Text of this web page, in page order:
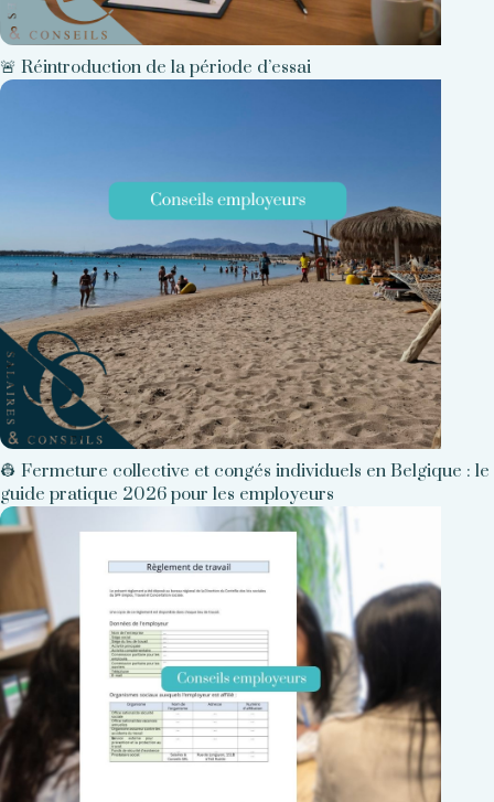
🚨 Réintroduction de la période d’essai
👷 Fermeture collective et congés individuels en Belgique : le
guide pratique 2026 pour les employeurs